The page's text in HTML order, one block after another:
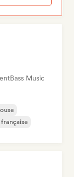
Bass Music
française